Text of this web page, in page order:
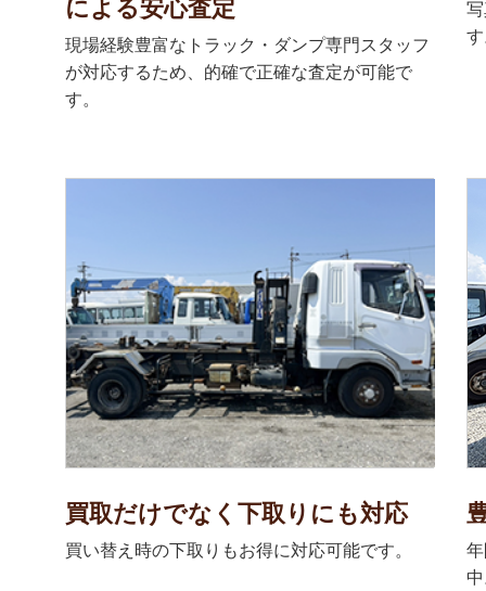
による安心査定
現場経験豊富なトラック・ダンプ専門スタッフ
が対応するため、的確で正確な査定が可能で
す。
買取だけでなく下取りにも対応
買い替え時の下取りもお得に対応可能です。